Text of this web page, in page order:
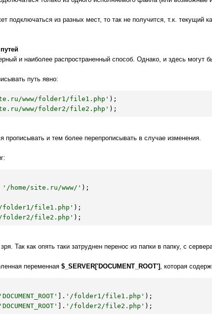
подключаться из разных мест, то так не получится, т.к. текущий
и наиболее распространенный способ. Однако, и здесь могут
путь явно:
www/folder1/file1.php'
www/folder2/file2.php' );
прописывать и тем более перепрописывать в случае изменения.
'/home/site.ru/www/' );
file1.php'
file2.php'
Так как опять таки затруднен перенос из папки в папку, с
переменная $_SERVER['DOCUMENT_ROOT'] , которая
'DOCUMENT_ROOT' ]. '/folder1/file1.php'
'DOCUMENT_ROOT' ]. '/folder2/file2.php'